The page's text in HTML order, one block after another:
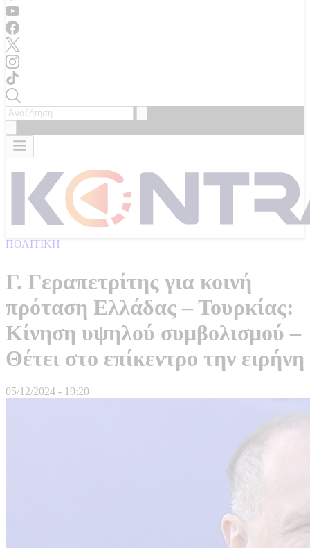
ΠΟΛΙΤΙΚΗ
Γ. Γεραπετρίτης για κοινή
πρόταση Ελλάδας – Τουρκίας:
Κίνηση υψηλού συμβολισμού –
Θέτει στο επίκεντρο την ειρήνη
05/12/2024 - 19:20